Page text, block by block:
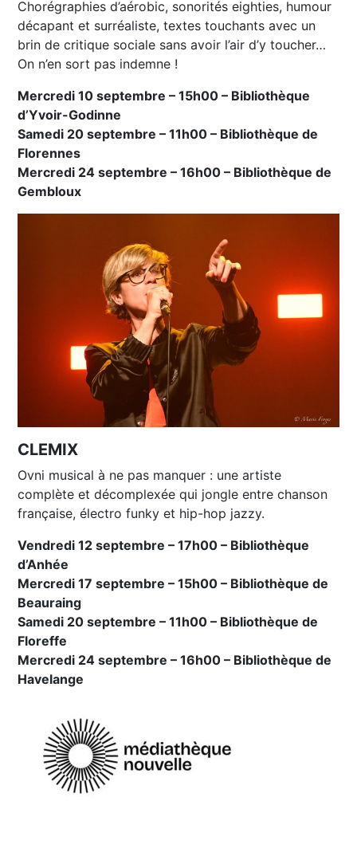
Chorégraphies d’aérobic, sonorités eighties, humour
décapant et surréaliste, textes touchants avec un
brin de critique sociale sans avoir l’air d’y toucher…
On n’en sort pas indemne !
Mercredi 10 septembre – 15h00 – Bibliothèque
d’Yvoir-Godinne
Samedi 20 septembre – 11h00 – Bibliothèque de
Florennes
Mercredi 24 septembre – 16h00 – Bibliothèque de
Gembloux
CLEMIX
Ovni musical à ne pas manquer : une artiste
complète et décomplexée qui jongle entre chanson
française, électro funky et hip-hop jazzy.
Vendredi 12 septembre – 17h00 – Bibliothèque
d’Anhée
Mercredi 17 septembre – 15h00 – Bibliothèque de
Beauraing
Samedi 20 septembre – 11h00 – Bibliothèque de
Floreffe
Mercredi 24 septembre – 16h00 – Bibliothèque de
Havelange